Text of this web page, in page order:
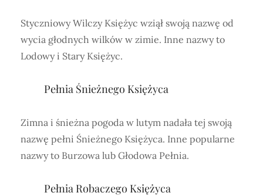
Styczniowy Wilczy Księżyc wziął swoją nazwę od
wycia głodnych wilków w zimie. Inne nazwy to
Lodowy i Stary Księżyc.
Pełnia Śnieżnego Księżyca
Zimna i śnieżna pogoda w lutym nadała tej swoją
nazwę pełni Śnieżnego Księżyca. Inne popularne
nazwy to Burzowa lub Głodowa Pełnia.
Pełnia Robaczego Księżyca